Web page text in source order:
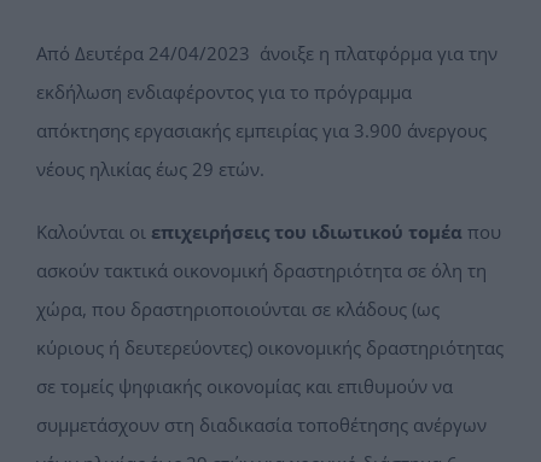
Από Δευτέρα 24/04/2023 άνοιξε η πλατφόρμα για την
εκδήλωση ενδιαφέροντος για το πρόγραμμα
απόκτησης εργασιακής εμπειρίας για 3.900 άνεργους
νέους ηλικίας έως 29 ετών.
Καλούνται οι επιχειρήσεις του ιδιωτικού τομέα που
ασκούν τακτικά οικονομική δραστηριότητα σε όλη τη
χώρα, που δραστηριοποιούνται σε κλάδους (ως
κύριους ή δευτερεύοντες) οικονομικής δραστηριότητας
σε τομείς ψηφιακής οικονομίας και επιθυμούν να
συμμετάσχουν στη διαδικασία τοποθέτησης ανέργων